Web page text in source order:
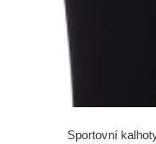
Sportovní